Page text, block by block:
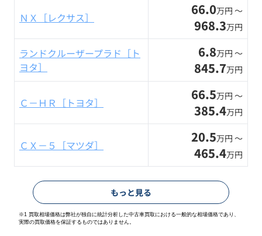
ＮＸ［レクサス］ 66.0万円 〜
968.3万円
ランドクルーザープラド［ト
ヨタ］
6.8万円 〜
845.7万円
Ｃ－ＨＲ［トヨタ］ 66.5万円 〜
385.4万円
ＣＸ－５［マツダ］ 20.5万円 〜
465.4万円
もっと見る
※1 買取相場価格は弊社が独自に統計分析した中古車買取における一般的な相場価格であり、
実際の買取価格を保証するものではありません。